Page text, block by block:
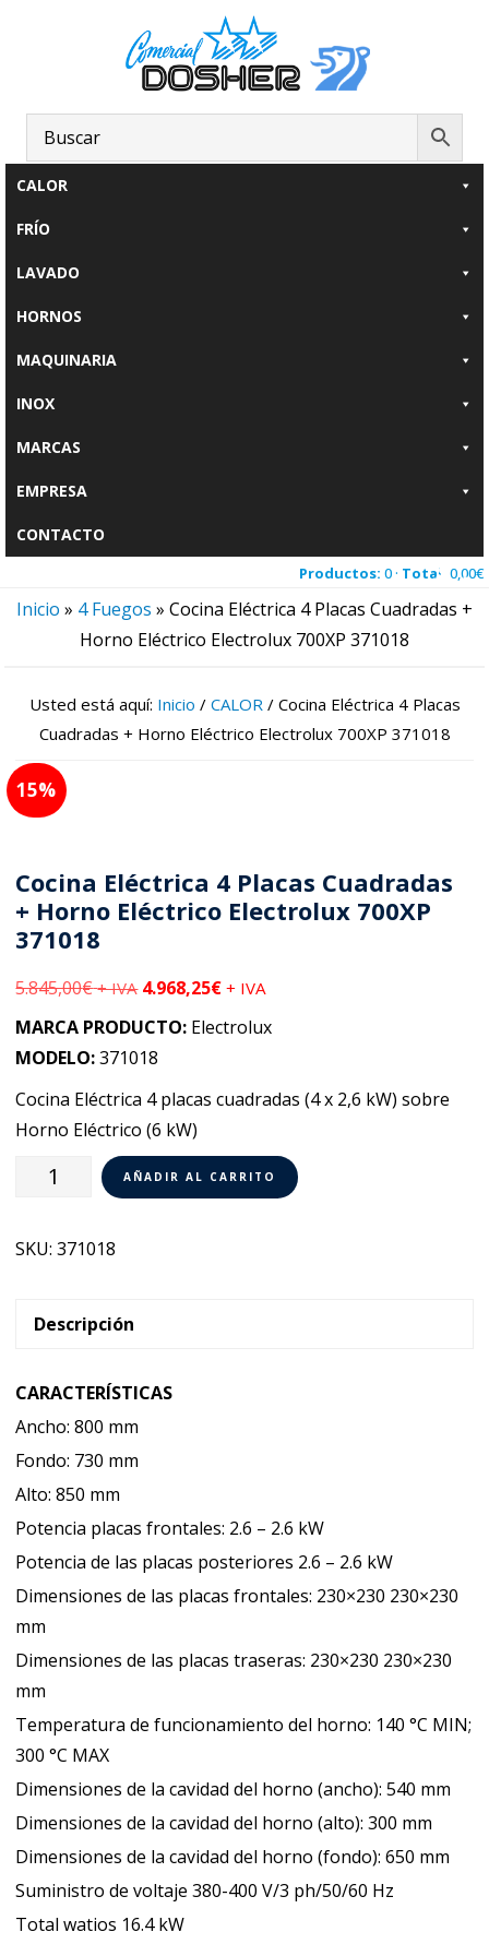
página
CALOR
FRÍO
LAVADO
HORNOS
MAQUINARIA
INOX
MARCAS
EMPRESA
CONTACTO
Productos: 0 · Total: 0,00€
Inicio » 4 Fuegos » Cocina Eléctrica 4 Placas Cuadradas +
Horno Eléctrico Electrolux 700XP 371018
Usted está aquí: Inicio / CALOR /Cocina Eléctrica 4 Placas
Cuadradas + Horno Eléctrico Electrolux 700XP 371018
15
Cocina Eléctrica 4 Placas Cuadradas
+ Horno Eléctrico Electrolux 700XP
371018
5.845,00€ + IVA 4.968,25€ + IVA
MARCA PRODUCTO: Electrolux
MODELO:371018
Cocina Eléctrica 4 placas cuadradas (4 x 2,6 kW) sobre
Horno Eléctrico (6 kW)
Cocina
Placas
Eléctrico
Electrolux
cantidad
AÑADIR AL CARRITO
SKU:371018
Descripción
CARACTERÍSTICAS
Ancho: 800 mm
Fondo: 730 mm
Alto: 850 mm
Potencia placas frontales: 2.6 – 2.6 kW
Potencia de las placas posteriores 2.6 – 2.6 kW
Dimensiones de las placas frontales: 230×230 230×230
mm
Dimensiones de las placas traseras: 230×230 230×230
mm
Temperatura de funcionamiento del horno: 140 °C MIN;
300 °C MAX
Dimensiones de la cavidad del horno (ancho): 540 mm
Dimensiones de la cavidad del horno (alto): 300 mm
Dimensiones de la cavidad del horno (fondo): 650 mm
Suministro de voltaje 380-400 V/3 ph/50/60 Hz
Total watios 16.4 kW